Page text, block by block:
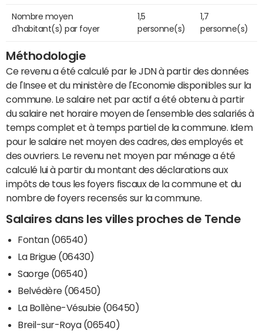
Nombre moyen
d'habitant(s) par foyer
1,5
personne(s)
1,7
personne(s)
Méthodologie
Ce revenu a été calculé par le JDN à partir des données
de l'Insee et du ministère de l'Economie disponibles sur la
commune. Le salaire net par actif a été obtenu à partir
du salaire net horaire moyen de l'ensemble des salariés à
temps complet et à temps partiel de la commune. Idem
pour le salaire net moyen des cadres, des employés et
des ouvriers. Le revenu net moyen par ménage a été
calculé lui à partir du montant des déclarations aux
impôts de tous les foyers fiscaux de la commune et du
nombre de foyers recensés sur la commune.
Salaires dans les villes proches de Tende
Fontan (06540)
La Brigue (06430)
Saorge (06540)
Belvédère (06450)
La Bollène-Vésubie (06450)
Breil-sur-Roya (06540)